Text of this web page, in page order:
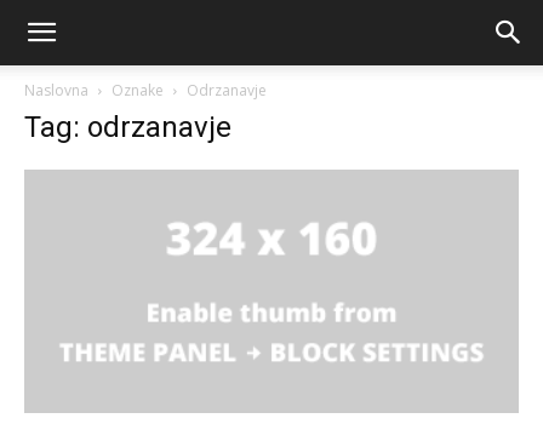
Naslovna Oznake Odrzanavje
Tag: odrzanavje